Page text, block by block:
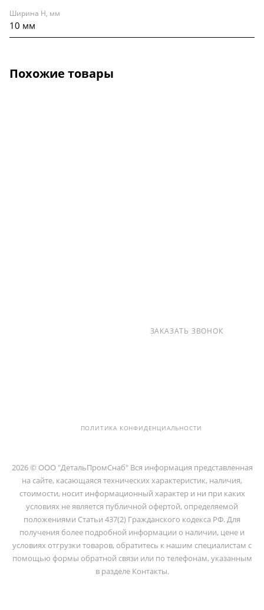
Ширина H, мм
10 мм
Похожие товары
ЗАКАЗАТЬ ЗВОНОК
ПОЛИТИКА КОНФИДЕНЦИАЛЬНОСТИ
2026 © ООО "ДетальПромСнаб" Вся информация представленная
на сайте, касающаяся технических характеристик, наличия,
стоимости, носит информационный характер и ни при каких
условиях не является публичной офертой, определяемой
положениями Статьи 437(2) Гражданского кодекса РФ. Для
получения более подробной информации о наличии, цене и
условиях отгрузки товаров, обратитесь к нашим специалистам с
помощью формы обратной связи или по телефонам, указанным
в разделе Контакты.